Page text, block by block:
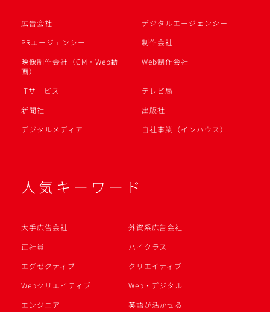
広告会社
デジタルエージェンシー
PRエージェンシー
制作会社
映像制作会社（CM・Web動
画）
Web制作会社
ITサービス
テレビ局
新聞社
出版社
デジタルメディア
自社事業（インハウス）
人気キーワード
大手広告会社
外資系広告会社
正社員
ハイクラス
エグゼクティブ
クリエイティブ
Webクリエイティブ
Web・デジタル
エンジニア
英語が活かせる